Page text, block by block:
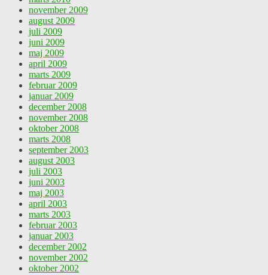
november 2009
august 2009
juli 2009
juni 2009
maj 2009
april 2009
marts 2009
februar 2009
januar 2009
december 2008
november 2008
oktober 2008
marts 2008
september 2003
august 2003
juli 2003
juni 2003
maj 2003
april 2003
marts 2003
februar 2003
januar 2003
december 2002
november 2002
oktober 2002